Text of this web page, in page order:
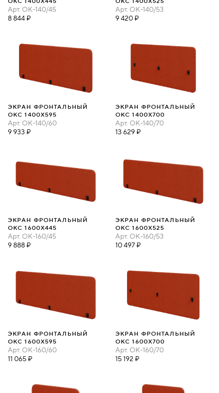
Арт. ОК-140/45
8 844 ₽
Арт. ОК-140/53
9 420 ₽
ЭКРАН ФРОНТАЛЬНЫЙ
ОКС 1400Х595
Арт. ОК-140/60
9 933 ₽
ЭКРАН ФРОНТАЛЬНЫЙ
ОКС 1400Х700
Арт. ОК-140/70
13 629 ₽
ЭКРАН ФРОНТАЛЬНЫЙ
ОКС 1600Х445
Арт. ОК-160/45
9 888 ₽
ЭКРАН ФРОНТАЛЬНЫЙ
ОКС 1600Х525
Арт. ОК-160/53
10 497 ₽
ЭКРАН ФРОНТАЛЬНЫЙ
ОКС 1600Х595
Арт. ОК-160/60
11 065 ₽
ЭКРАН ФРОНТАЛЬНЫЙ
ОКС 1600Х700
Арт. ОК-160/70
15 192 ₽